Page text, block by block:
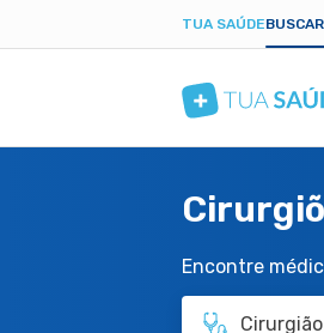
TUA SAÚDE
Encontre